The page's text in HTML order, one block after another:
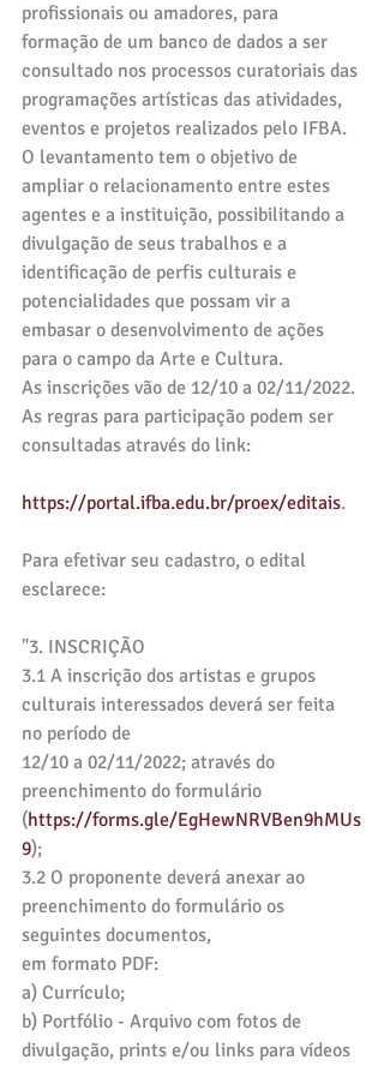
profissionais ou amadores, para
formação de um banco de dados a ser
consultado nos processos curatoriais das
programações artísticas das atividades,
eventos e projetos realizados pelo IFBA.
O levantamento tem o objetivo de
ampliar o relacionamento entre estes
agentes e a instituição, possibilitando a
divulgação de seus trabalhos e a
identificação de perfis culturais e
potencialidades que possam vir a
embasar o desenvolvimento de ações
para o campo da Arte e Cultura.
As inscrições vão de 12/10 a 02/11/2022.
As regras para participação podem ser
consultadas através do link:
https://portal.ifba.edu.br/proex/editais.
Para efetivar seu cadastro, o edital
esclarece:
"3. INSCRIÇÃO
3.1 A inscrição dos artistas e grupos
culturais interessados deverá ser feita
no período de
12/10 a 02/11/2022; através do
preenchimento do formulário
(https://forms.gle/EgHewNRVBen9hMUs
9);
3.2 O proponente deverá anexar ao
preenchimento do formulário os
seguintes documentos,
em formato PDF:
a) Currículo;
b) Portfólio - Arquivo com fotos de
divulgação, prints e/ou links para vídeos